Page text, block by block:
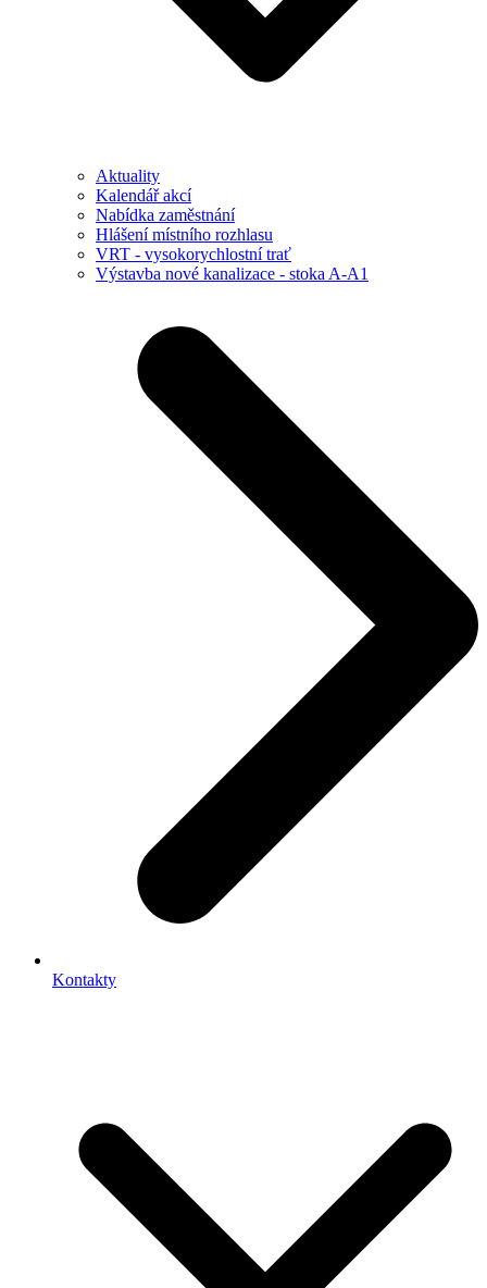
Aktuality
Kalendář akcí
Nabídka zaměstnání
Hlášení místního rozhlasu
VRT - vysokorychlostní trať
Výstavba nové kanalizace - stoka A-A1
Kontakty